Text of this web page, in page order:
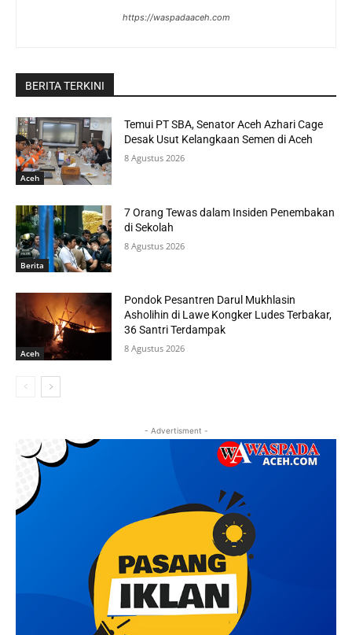
https://waspadaaceh.com
BERITA TERKINI
Aceh
Temui PT SBA, Senator Aceh Azhari Cage
Desak Usut Kelangkaan Semen di Aceh
8 Agustus 2026
Berita
7 Orang Tewas dalam Insiden Penembakan
di Sekolah
8 Agustus 2026
Aceh
Pondok Pesantren Darul Mukhlasin
Asholihin di Lawe Kongker Ludes Terbakar,
36 Santri Terdampak
8 Agustus 2026
- Advertisment -